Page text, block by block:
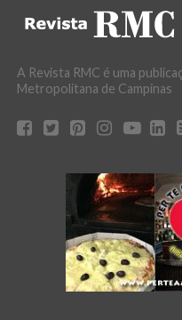
A Revista RMC é uma
Metropolitana de Campinas